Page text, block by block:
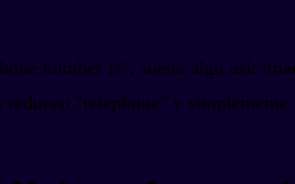
number is", suena algo así: /
"telephone" y